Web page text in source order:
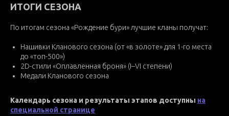
ИТОГИ СЕЗОНА
По итогам сезона «Рождение бури» лучшие кланы получат:
Нашивки Кланового сезона (от «в золоте» для 1-го места
до «топ-500»)
2D-стили «Оплавленная броня» (I–VI степени)
Медали Кланового сезона
Календарь сезона и результаты этапов доступны на
специальной странице